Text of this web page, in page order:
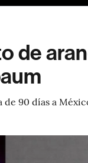
de
90 días a